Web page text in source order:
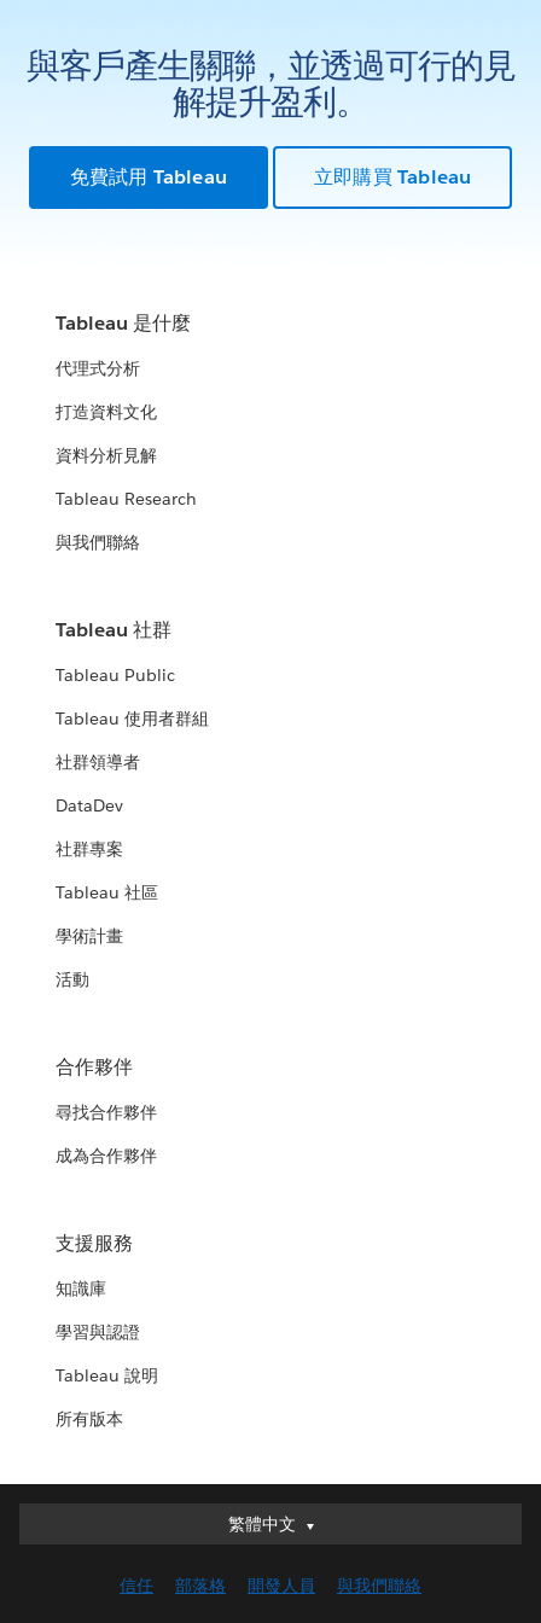
與客戶產生關聯，並透過可行的見
解提升盈利。
免費試用 Tableau 立即購買 Tableau
Tableau 是什麼
代理式分析
打造資料文化
資料分析見解
Tableau Research
與我們聯絡
Tableau 社群
Tableau Public
Tableau 使用者群組
社群領導者
DataDev
社群專案
Tableau 社區
學術計畫
活動
合作夥伴
尋找合作夥伴
成為合作夥伴
支援服務
知識庫
學習與認證
Tableau 說明
所有版本
繁體中文
繁體中文
English (UK)
信任 部落格 開發人員 與我們聯絡